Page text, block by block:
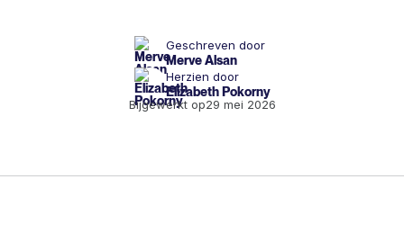
Geschreven door
Merve Alsan
Herzien door
Elizabeth Pokorny
Bijgewerkt op29 mei 2026